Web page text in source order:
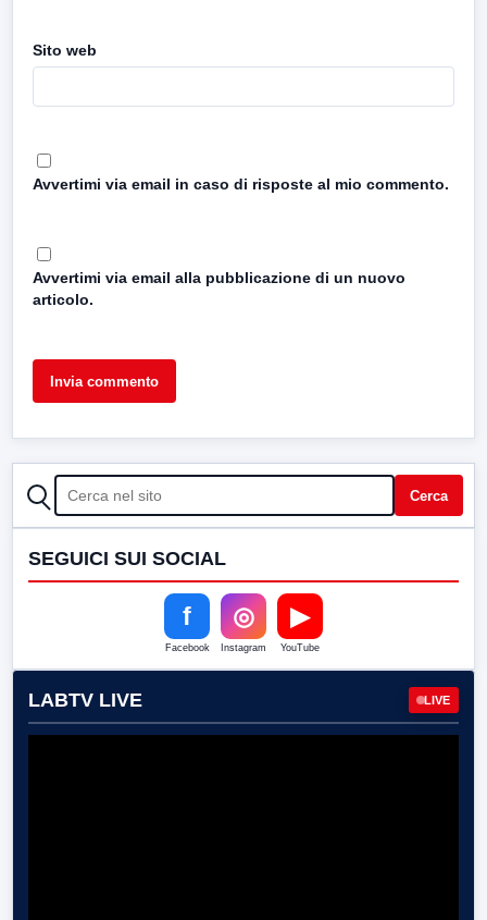
Sito web
Avvertimi via email in caso di risposte al mio commento.
Avvertimi via email alla pubblicazione di un nuovo
articolo.
CERCA Cerca
SEGUICI SUI SOCIAL
f
Facebook
◎
Instagram
▶
YouTube
LABTV LIVE LIVE